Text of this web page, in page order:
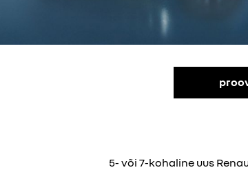
5- või 7-kohaline uus